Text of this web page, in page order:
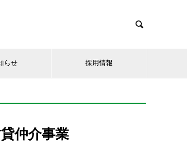

らせ 採用情報
仲介事業